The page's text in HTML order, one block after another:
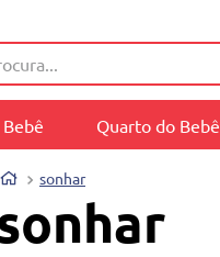
Bebê Quarto do Bebê
sonhar